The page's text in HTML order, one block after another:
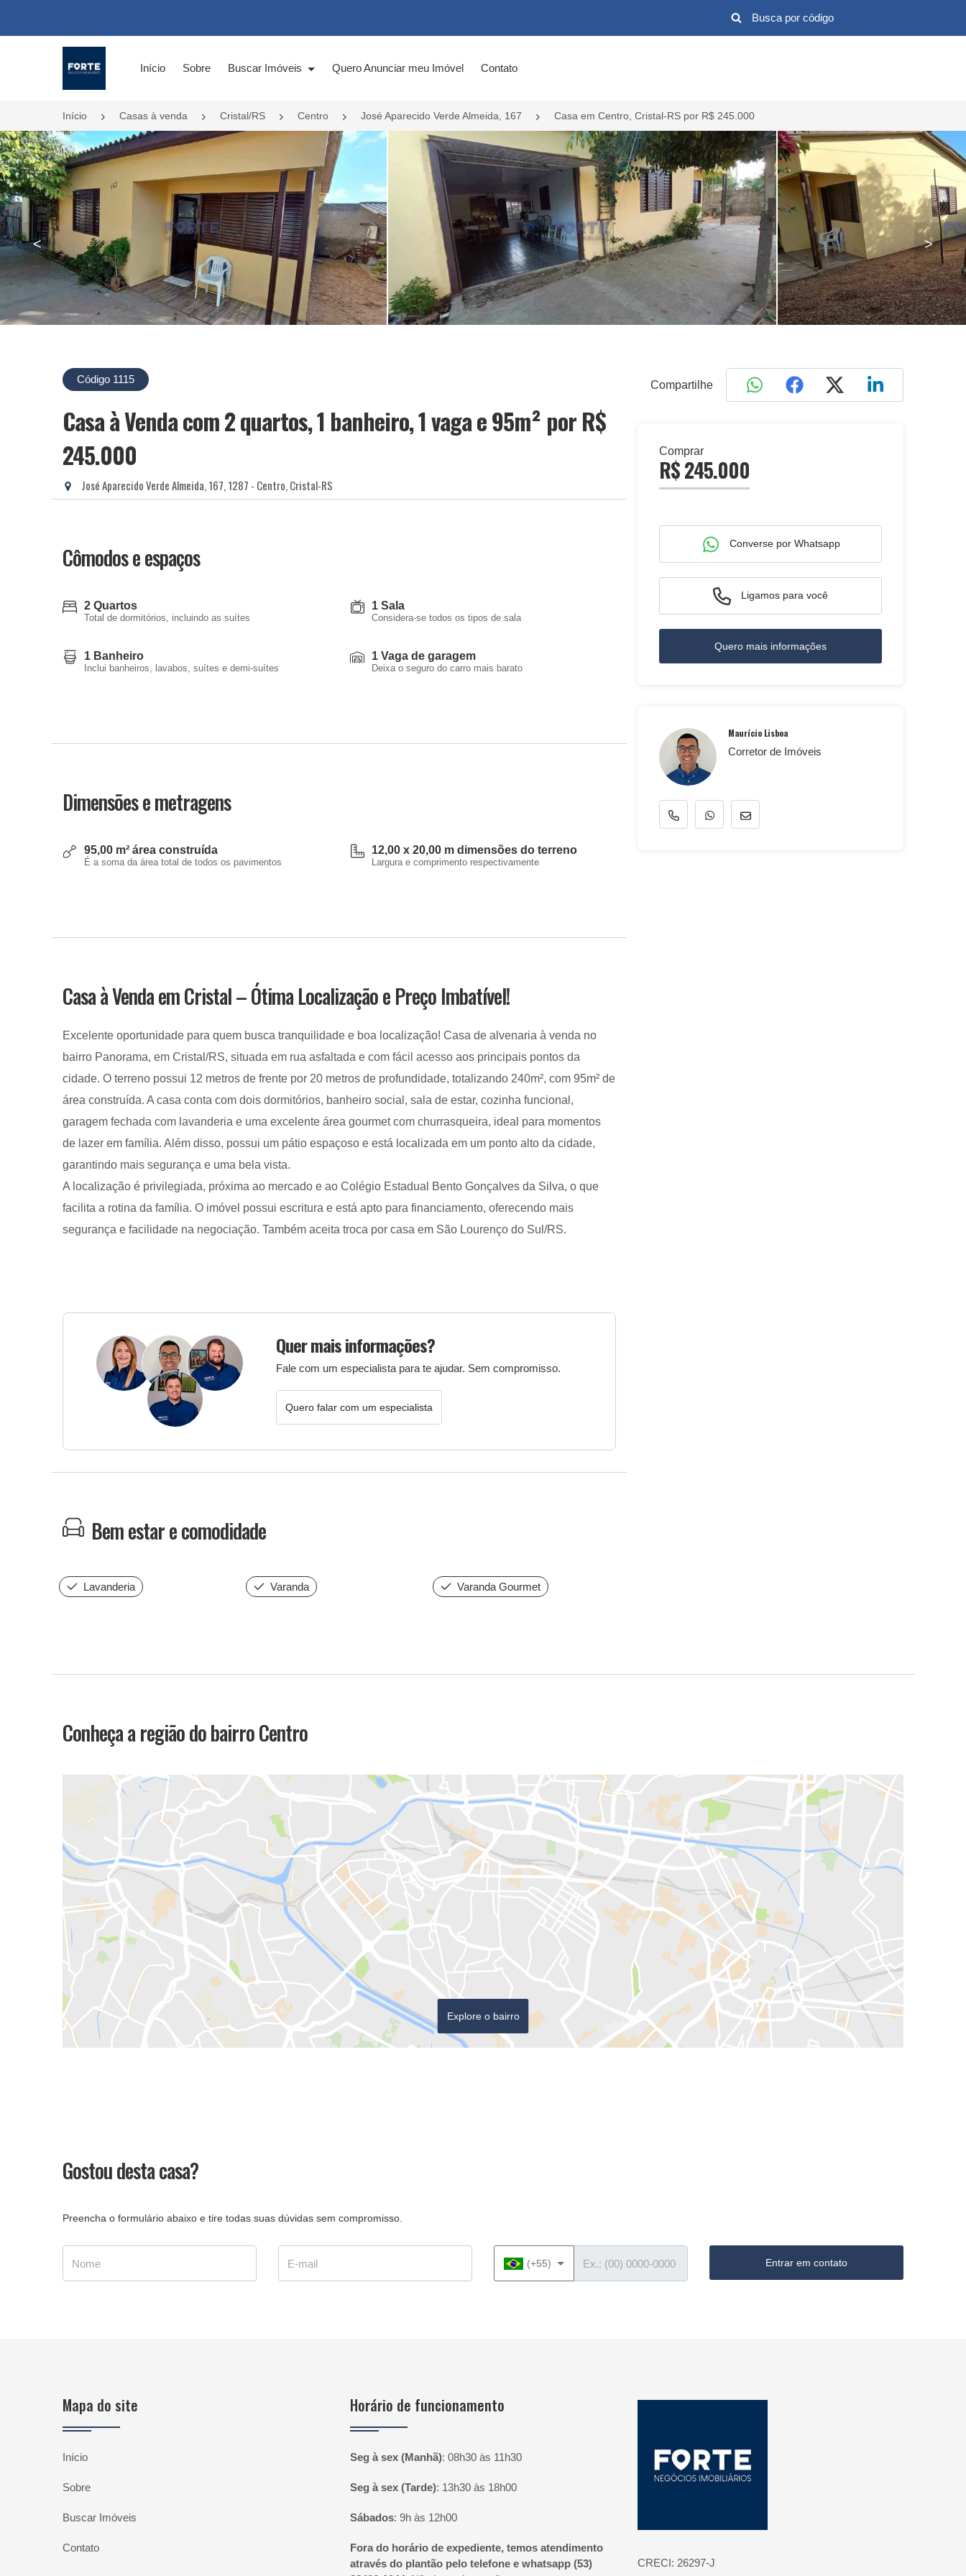
Início Sobre Buscar Imóveis Quero Anunciar meu Imóvel Contato
Início Casas à venda Cristal/RS Centro José Aparecido Verde Almeida, 167 Casa em Centro, Cristal-RS por R$ 245.000
< >
Código 1115
Casa à Venda com 2 quartos, 1 banheiro, 1 vaga e 95m² por R$
245.000
José Aparecido Verde Almeida, 167, 1287 - Centro, Cristal-RS
Cômodos e espaços
2 Quartos
Total de dormitórios, incluindo as suítes
1 Sala
Considera-se todos os tipos de sala
1 Banheiro
Inclui banheiros, lavabos, suítes e demi-suítes
1 Vaga de garagem
Deixa o seguro do carro mais barato
Dimensões e metragens
95,00 m² área construída
É a soma da área total de todos os pavimentos
12,00 x 20,00 m dimensões do terreno
Largura e comprimento respectivamente
Casa à Venda em Cristal – Ótima Localização e Preço Imbatível!
Excelente oportunidade para quem busca tranquilidade e boa localização! Casa de alvenaria à venda no
bairro Panorama, em Cristal/RS, situada em rua asfaltada e com fácil acesso aos principais pontos da
cidade. O terreno possui 12 metros de frente por 20 metros de profundidade, totalizando 240m², com 95m² de
área construída. A casa conta com dois dormitórios, banheiro social, sala de estar, cozinha funcional,
garagem fechada com lavanderia e uma excelente área gourmet com churrasqueira, ideal para momentos
de lazer em família. Além disso, possui um pátio espaçoso e está localizada em um ponto alto da cidade,
garantindo mais segurança e uma bela vista.
A localização é privilegiada, próxima ao mercado e ao Colégio Estadual Bento Gonçalves da Silva, o que
facilita a rotina da família. O imóvel possui escritura e está apto para financiamento, oferecendo mais
segurança e facilidade na negociação. Também aceita troca por casa em São Lourenço do Sul/RS.
Quer mais informações?
Fale com um especialista para te ajudar. Sem compromisso.
Quero falar com um especialista
Bem estar e comodidade
Lavanderia Varanda Varanda Gourmet
Compartilhe
Comprar
R$ 245.000
Converse por Whatsapp
Ligamos para você
Quero mais informações
Maurício Lisboa
Corretor de Imóveis
Conheça a região do bairro Centro
Explore o bairro
Gostou desta casa?
Preencha o formulário abaixo e tire todas suas dúvidas sem compromisso.
(+55) Entrar em contato
Mapa do site
Início
Sobre
Buscar Imóveis
Contato
Horário de funcionamento
Seg à sex (Manhã): 08h30 às 11h30
Seg à sex (Tarde): 13h30 às 18h00
Sábados: 9h às 12h00
Fora do horário de expediente, temos atendimento
através do plantão pelo telefone e whatsapp (53)
CRECI: 26297-J